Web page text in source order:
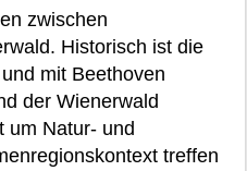
zwischen
Historisch ist die
mit Beethoven
der Wienerwald
um Natur- und
treffen